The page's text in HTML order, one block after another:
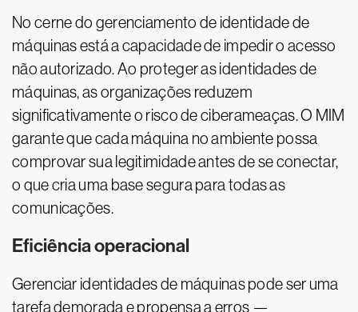
No cerne do gerenciamento de identidade de
máquinas está a capacidade de impedir o acesso
não autorizado. Ao proteger as identidades de
máquinas, as organizações reduzem
significativamente o risco de ciberameaças. O MIM
garante que cada máquina no ambiente possa
comprovar sua legitimidade antes de se conectar,
o que cria uma base segura para todas as
comunicações.
Eficiência operacional
Gerenciar identidades de máquinas pode ser uma
tarefa demorada e propensa a erros —